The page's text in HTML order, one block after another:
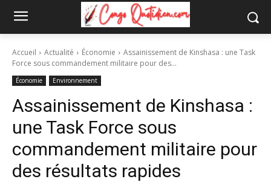
Accueil Actualité Économie
Assainissement de Kinshasa : une Task
Force sous commandement militaire pour des...
Économie Environnement
Assainissement de Kinshasa :
une Task Force sous
commandement militaire pour
des résultats rapides